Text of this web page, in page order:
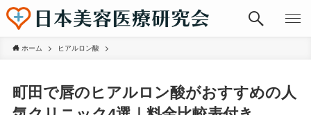
ホーム ヒアルロン酸
町田で唇のヒアルロン酸がおすすめの人